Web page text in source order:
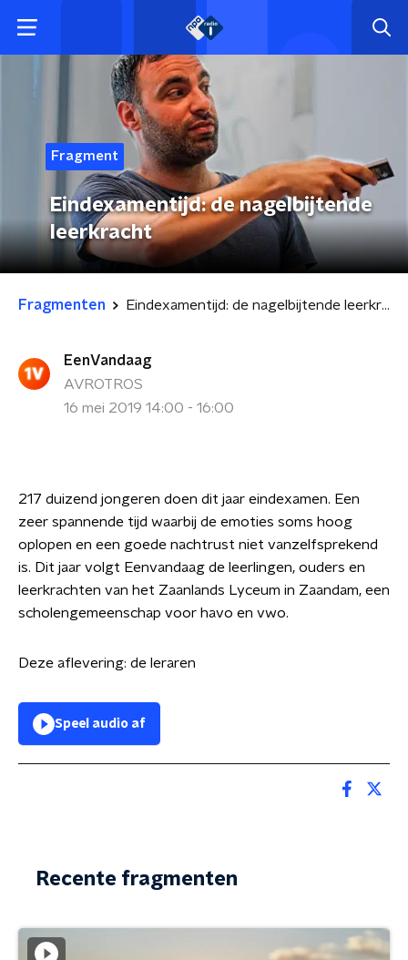
Fragment
Eindexamentijd: de nagelbijtende
leerkracht
Fragmenten Eindexamentijd: de nagelbijtende leerkracht
EenVandaag
AVROTROS
16 mei 2019 14:00 - 16:00
217 duizend jongeren doen dit jaar eindexamen. Een
zeer spannende tijd waarbij de emoties soms hoog
oplopen en een goede nachtrust niet vanzelfsprekend
is. Dit jaar volgt Eenvandaag de leerlingen, ouders en
leerkrachten van het Zaanlands Lyceum in Zaandam, een
scholengemeenschap voor havo en vwo.
Deze aflevering: de leraren
Speel audio af
Recente fragmenten